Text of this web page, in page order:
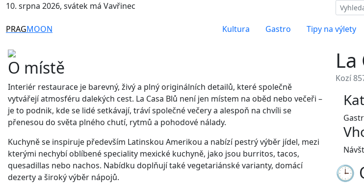
10. srpna 2026, svátek má Vavřinec
PRAGMOON Kultura Gastro Tipy na výlety
O místě
Interiér restaurace je barevný, živý a plný originálních detailů, které společně
vytvářejí atmosféru dalekých cest. La Casa Blů není jen místem na oběd nebo večeři –
je to podnik, kde se lidé setkávají, tráví společné večery a alespoň na chvíli se
přenesou do světa plného chutí, rytmů a pohodové nálady.
Kuchyně se inspiruje především Latinskou Amerikou a nabízí pestrý výběr jídel, mezi
kterými nechybí oblíbené speciality mexické kuchyně, jako jsou burritos, tacos,
quesadillas nebo nachos. Nabídku doplňují také vegetariánské varianty, domácí
dezerty a široký výběr nápojů.
La
Kozí
🕒